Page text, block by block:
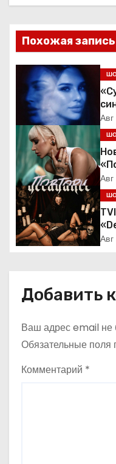
ц
и
я
п
о
з
а
п
и
я
м
Похожая запись
Добавить
Ваш адрес email не
Обязательные поля
Комментарий *